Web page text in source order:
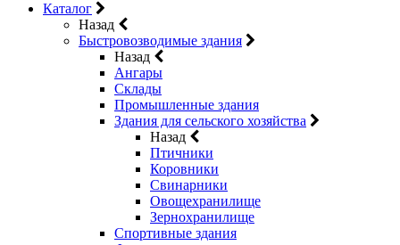
Каталог
Назад
Быстровозводимые здания
Назад
Ангары
Склады
Промышленные здания
Здания для сельского хозяйства
Назад
Птичники
Коровники
Свинарники
Овощехранилище
Зернохранилище
Спортивные здания